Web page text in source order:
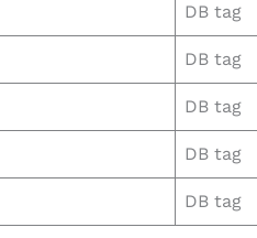
DB tag
DB tag
DB tag
DB tag
DB tag